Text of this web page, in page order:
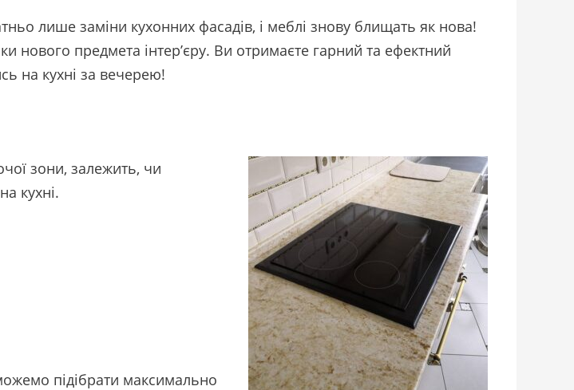
лише заміни кухонних фасадів, і меблі знову блищать як нова!
нового предмета інтер’єру. Ви отримаєте гарний та ефектний
на кухні за вечерею!
зони, залежить, чи
кухні.
підібрати максимально